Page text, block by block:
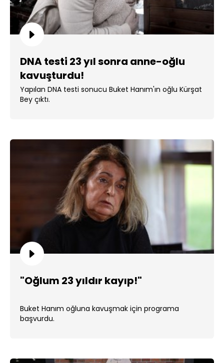
DNA testi 23 yıl sonra anne-oğlu
kavuşturdu!
Yapılan DNA testi sonucu Buket Hanım'ın oğlu Kürşat
Bey çıktı.
"Oğlum 23 yıldır kayıp!"
Buket Hanım oğluna kavuşmak için programa
başvurdu.